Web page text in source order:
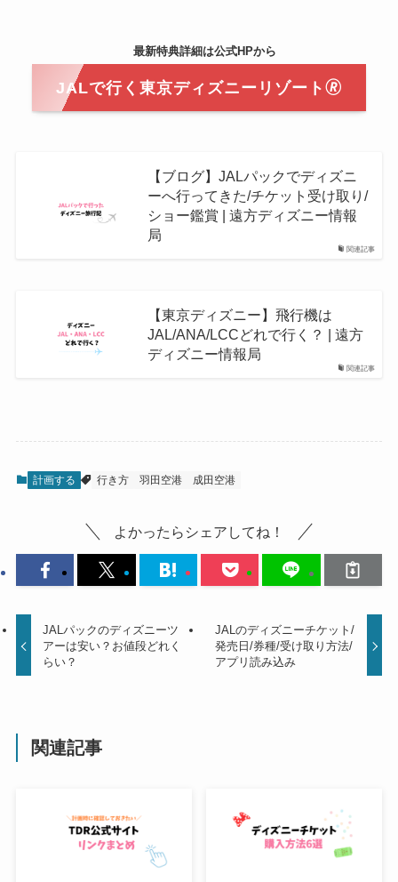
最新特典詳細は公式HPから
JALで行く東京ディズニーリゾート🄬
関連記事
【ブログ】JALパックでディズニ
ーへ行ってきた/チケット受け取り/
ショー鑑賞 | 遠方ディズニー情報
局
関連記事
【東京ディズニー】飛行機は
JAL/ANA/LCCどれで行く？ | 遠方
ディズニー情報局
計画する 行き方 羽田空港 成田空港
よかったらシェアしてね！
JALパックのディズニーツ
アーは安い？お値段どれく
らい？
JALのディズニーチケット/
発売日/券種/受け取り方法/
アプリ読み込み
関連記事